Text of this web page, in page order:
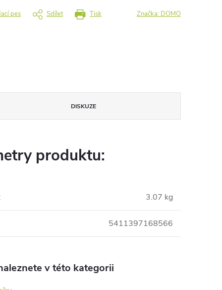
Tisk
pes Sdílet Značka: DOMO
DISKUZE
produktu:
3.07 kg
5411397168566
v této kategorii